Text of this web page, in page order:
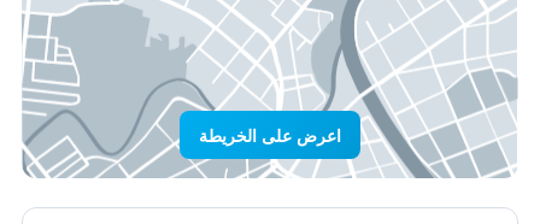
اعرض على الخريطة